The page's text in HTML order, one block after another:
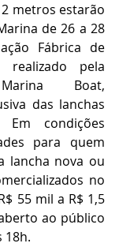
metros estarão
de 26 a 28
Fábrica de
realizado pela
Boat,
das lanchas
Em condições
para quem
lancha nova ou
no
55 mil a R$ 1,5
ao público
18h.